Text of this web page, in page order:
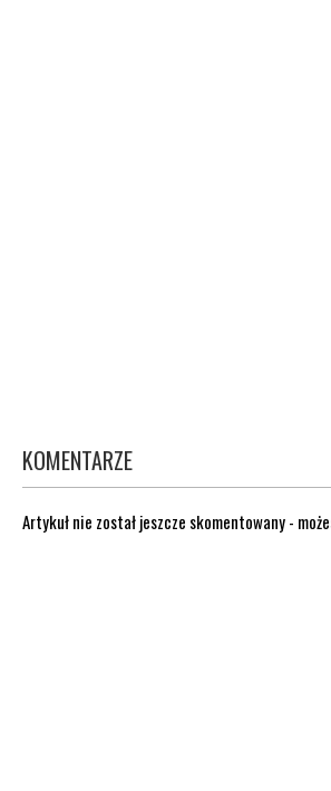
KOMENTARZE
Artykuł nie został jeszcze skomentowany -